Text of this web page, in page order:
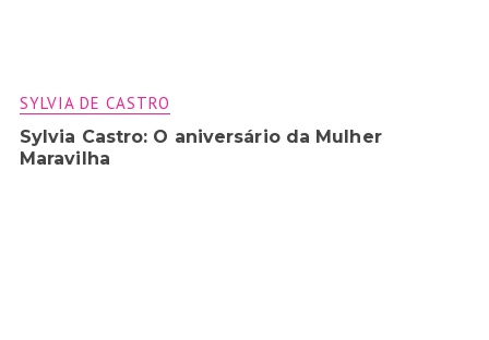
SYLVIA DE CASTRO
Sylvia Castro: O aniversário da Mulher
Maravilha